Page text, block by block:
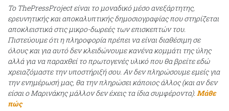
Το ThePressProject είναι το μοναδικό μέσο ανεξάρτητης,
ερευνητικής και αποκαλυπτικής δημοσιογραφίας που στηρίζεται
αποκλειστικά στις μικρο-δωρεές των επισκεπτών του.
Πιστεύουμε ότι η πληροφορία πρέπει να είναι διαθέσιμη σε
όλους και για αυτό δεν κλειδώνουμε κανένα κομμάτι της ύλης
αλλά για να παραχθεί το πρωτογενές υλικό που θα βρείτε εδώ
χρειαζόμαστε την υποστήριξή σου. Αν δεν πληρώσουμε εμείς για
την ενημέρωσή μας, θα την πληρώσει κάποιος άλλος (και αν δεν
είσαι ο Μαρινάκης μάλλον δεν έχεις τα ίδια συμφέροντα). Μάθε
πώς